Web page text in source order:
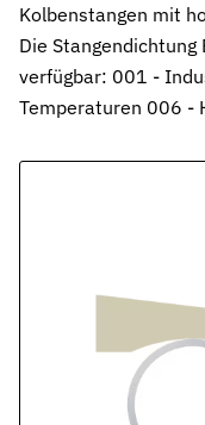
Sonderdichtungen
Individuell
Hydraulikdichtungen
Dynamische
Effiziente
Schmierstoffe
Kolbenstangen mit
Die
verfügbar: 001 -
Temperaturen 006 -